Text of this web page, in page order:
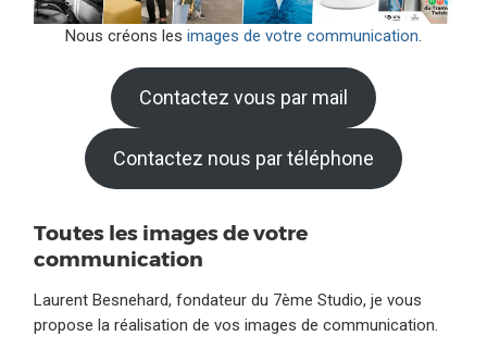
Nous créons les images de votre communication.
Contactez vous par mail
Contactez nous par téléphone
Toutes les images de votre
communication
Laurent Besnehard, fondateur du 7ème Studio, je vous
propose la réalisation de vos images de communication.